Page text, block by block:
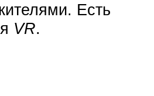
Есть
VR.